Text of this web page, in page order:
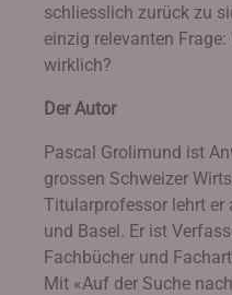
schliesslich zurück zu
einzig relevanten
wirklich?
Der Autor
Pascal Grolimund ist
grossen Schweizer
Titularprofessor lehrt er
und Basel. Er ist
Fachbücher und
Mit «Auf der Suche